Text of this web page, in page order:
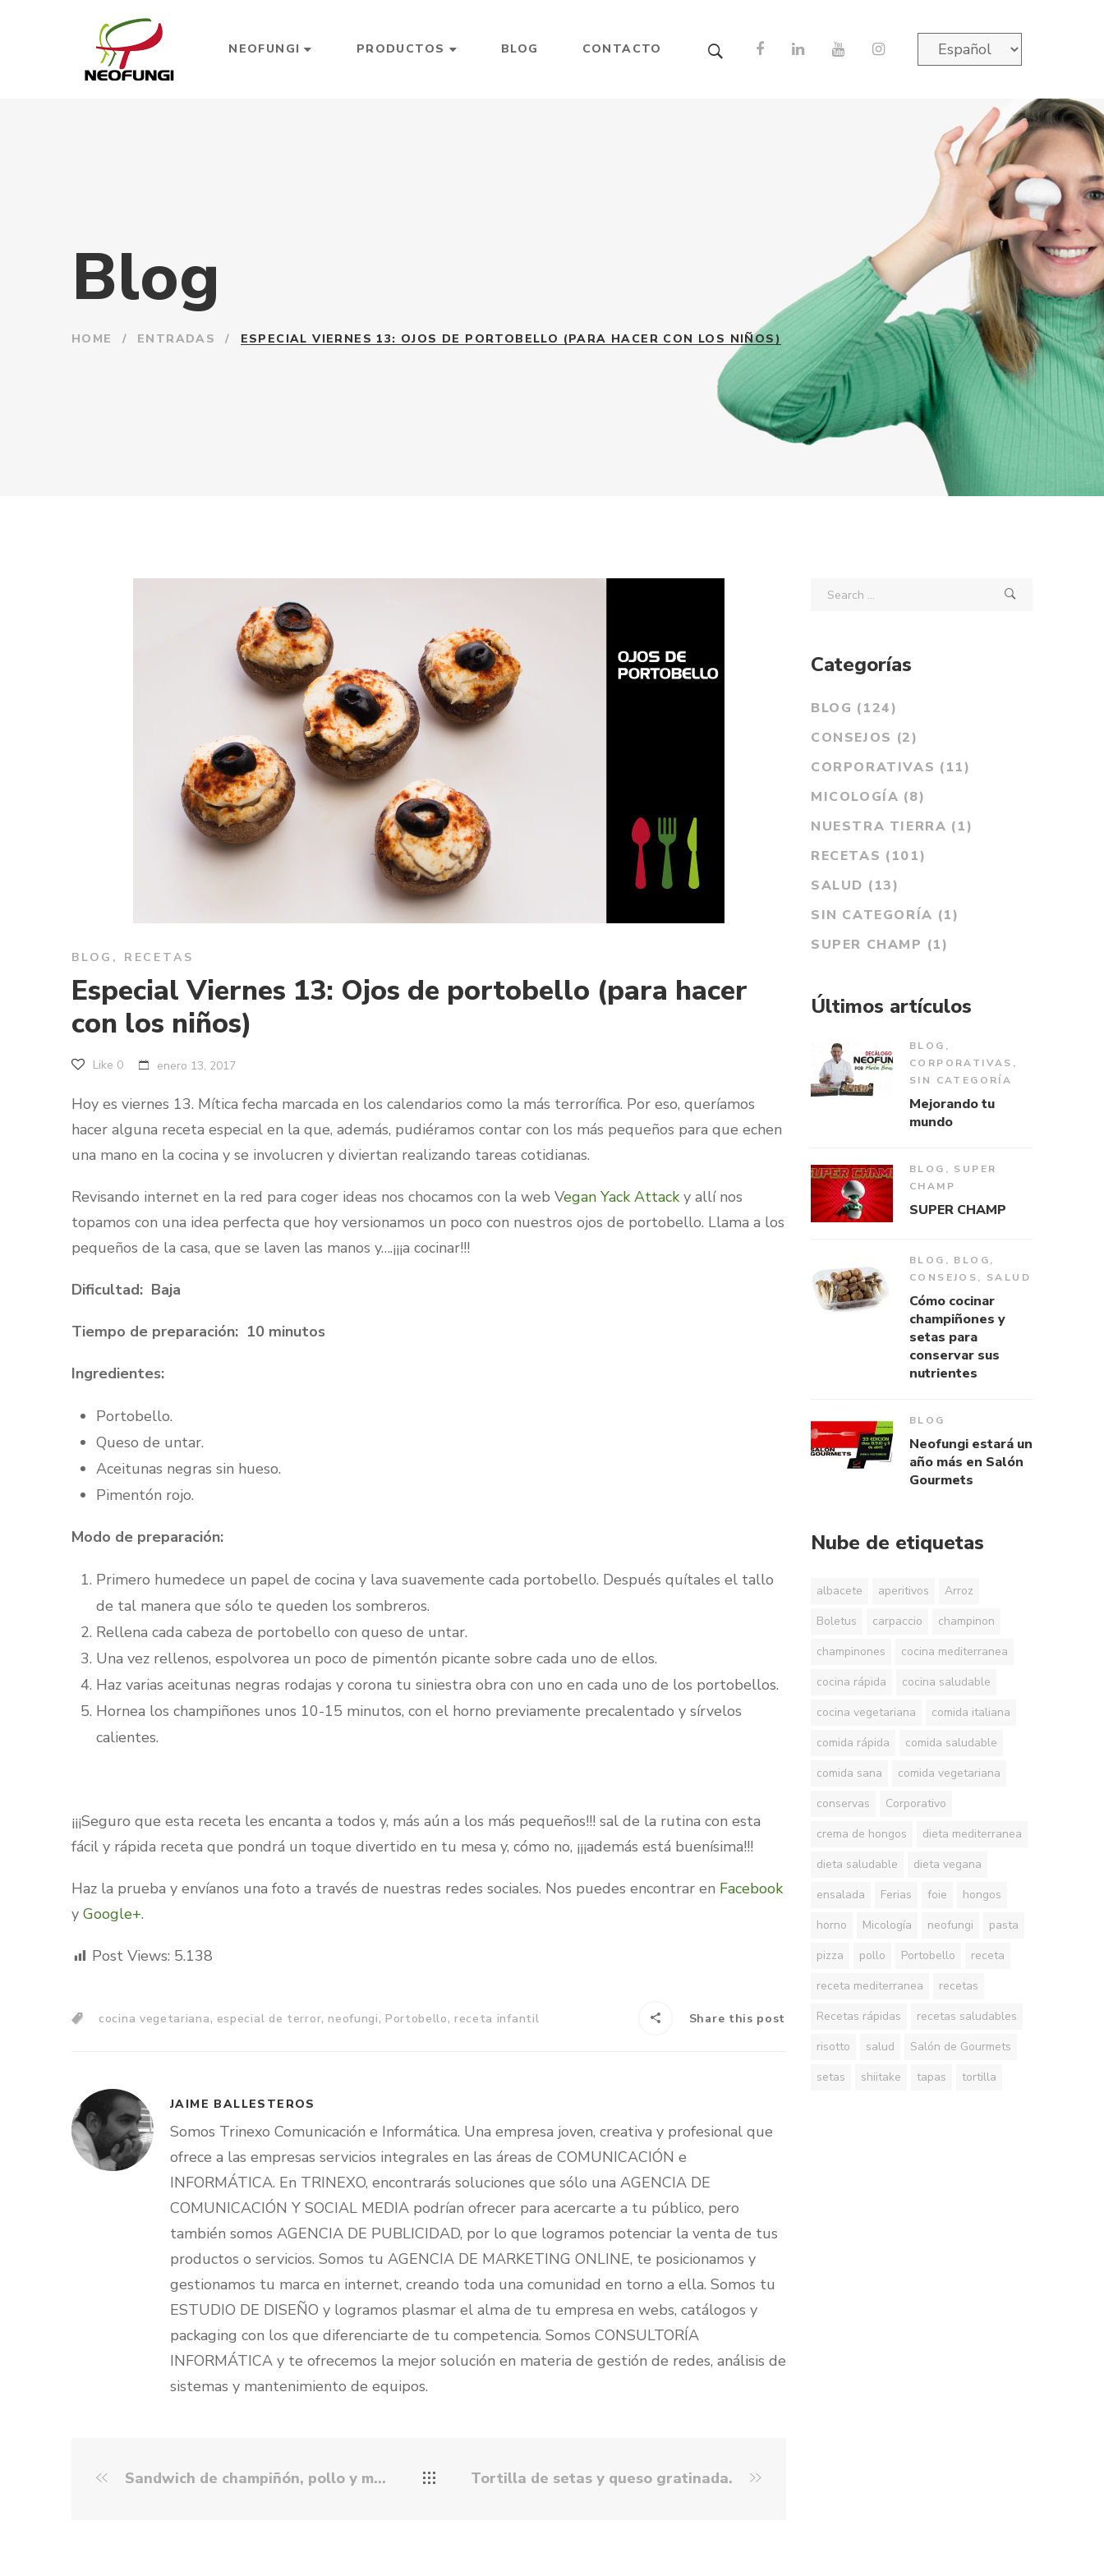
NEOFUNGI PRODUCTOS BLOG CONTACTO
Blog
HOME / ENTRADAS / ESPECIAL VIERNES 13: OJOS DE PORTOBELLO (PARA HACER CON LOS NIÑOS)
BLOG , RECETAS
Especial Viernes 13: Ojos de portobello (para hacer
con los niños)
Like 0 enero 13, 2017
Hoy es viernes 13. Mítica fecha marcada en los calendarios como la más terrorífica. Por eso, queríamos
hacer alguna receta especial en la que, además, pudiéramos contar con los más pequeños para que echen
una mano en la cocina y se involucren y diviertan realizando tareas cotidianas.
Revisando internet en la red para coger ideas nos chocamos con la web Vegan Yack Attack y allí nos
topamos con una idea perfecta que hoy versionamos un poco con nuestros ojos de portobello. Llama a los
pequeños de la casa, que se laven las manos y….¡¡¡a cocinar!!!
Dificultad: Baja
Tiempo de preparación: 10 minutos
Ingredientes:
Portobello.
Queso de untar.
Aceitunas negras sin hueso.
Pimentón rojo.
Modo de preparación:
Primero humedece un papel de cocina y lava suavemente cada portobello. Después quítales el tallo
de tal manera que sólo te queden los sombreros.
Rellena cada cabeza de portobello con queso de untar.
Una vez rellenos, espolvorea un poco de pimentón picante sobre cada uno de ellos.
Haz varias aceitunas negras rodajas y corona tu siniestra obra con uno en cada uno de los portobellos.
Hornea los champiñones unos 10-15 minutos, con el horno previamente precalentado y sírvelos
calientes.
¡¡¡Seguro que esta receta les encanta a todos y, más aún a los más pequeños!!! sal de la rutina con esta
fácil y rápida receta que pondrá un toque divertido en tu mesa y, cómo no, ¡¡¡además está buenísima!!!
Haz la prueba y envíanos una foto a través de nuestras redes sociales. Nos puedes encontrar en Facebook
y Google+.
Post Views: 5.138
cocina vegetariana, especial de terror,neofungi, Portobello, receta infantil Share this post
JAIME BALLESTEROS
Somos Trinexo Comunicación e Informática. Una empresa joven, creativa y profesional que
ofrece a las empresas servicios integrales en las áreas de COMUNICACIÓN e
INFORMÁTICA. En TRINEXO, encontrarás soluciones que sólo una AGENCIA DE
COMUNICACIÓN Y SOCIAL MEDIA podrían ofrecer para acercarte a tu público, pero
también somos AGENCIA DE PUBLICIDAD, por lo que logramos potenciar la venta de tus
productos o servicios. Somos tu AGENCIA DE MARKETING ONLINE, te posicionamos y
gestionamos tu marca en internet, creando toda una comunidad en torno a ella. Somos tu
ESTUDIO DE DISEÑO y logramos plasmar el alma de tu empresa en webs, catálogos y
packaging con los que diferenciarte de tu competencia. Somos CONSULTORÍA
INFORMÁTICA y te ofrecemos la mejor solución en materia de gestión de redes, análisis de
sistemas y mantenimiento de equipos.
Sandwich de champiñón, pollo y más. Tortilla de setas y queso gratinada.
Categorías
BLOG (124)
CONSEJOS (2)
CORPORATIVAS (11)
MICOLOGÍA (8)
NUESTRA TIERRA (1)
RECETAS (101)
SALUD (13)
SIN CATEGORÍA (1)
SUPER CHAMP (1)
Últimos artículos
BLOG ,
CORPORATIVAS ,
SIN CATEGORÍA
Mejorando tu
mundo
BLOG , SUPER
CHAMP
SUPER CHAMP
BLOG , BLOG,
CONSEJOS, SALUD
Cómo cocinar
champiñones y
setas para
conservar sus
nutrientes
BLOG
Neofungi estará un
año más en Salón
Gourmets
Nube de etiquetas
albacete aperitivos
Arroz
Boletus
carpaccio
champinon
champinones
cocina mediterranea
cocina rápida
cocina saludable
cocina vegetariana
comida italiana
comida rápida
comida saludable
comida sana
comida vegetariana
conservas
Corporativo
crema de hongos
dieta mediterranea
dieta saludable
dieta vegana
ensalada
Ferias foie
hongos
horno
Micología neofungi
pasta
pizza
pollo Portobello
receta
receta mediterranea
recetas
Recetas rápidas
recetas saludables
risotto
salud
Salón de Gourmets
setas
shiitake tapas tortilla